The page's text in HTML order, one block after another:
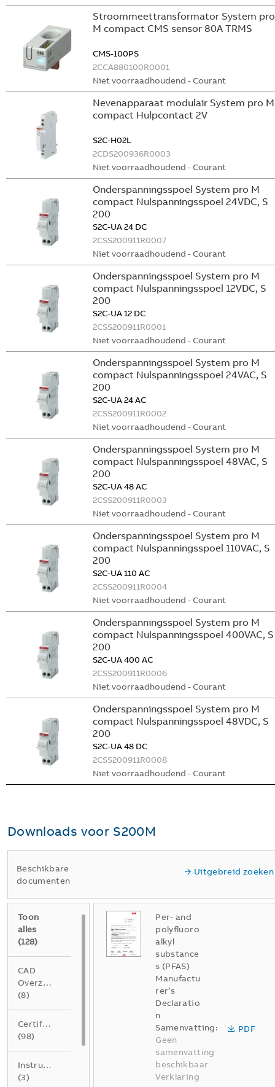
Stroommeettransformator System pro
M compact CMS sensor 80A TRMS
CMS-100PS
2CCA880100R0001
Niet voorraadhoudend - Courant
Nevenapparaat modulair System pro M
compact Hulpcontact 2V
S2C-H02L
2CDS200936R0003
Niet voorraadhoudend - Courant
Onderspanningsspoel System pro M
compact Nulspanningsspoel 24VDC, S
200
S2C-UA 24 DC
2CSS200911R0007
Niet voorraadhoudend - Courant
Onderspanningsspoel System pro M
compact Nulspanningsspoel 12VDC, S
200
S2C-UA 12 DC
2CSS200911R0001
Niet voorraadhoudend - Courant
Onderspanningsspoel System pro M
compact Nulspanningsspoel 24VAC, S
200
S2C-UA 24 AC
2CSS200911R0002
Niet voorraadhoudend - Courant
Onderspanningsspoel System pro M
compact Nulspanningsspoel 48VAC, S
200
S2C-UA 48 AC
2CSS200911R0003
Niet voorraadhoudend - Courant
Onderspanningsspoel System pro M
compact Nulspanningsspoel 110VAC, S
200
S2C-UA 110 AC
2CSS200911R0004
Niet voorraadhoudend - Courant
Onderspanningsspoel System pro M
compact Nulspanningsspoel 400VAC, S
200
S2C-UA 400 AC
2CSS200911R0006
Niet voorraadhoudend - Courant
Onderspanningsspoel System pro M
compact Nulspanningsspoel 48VDC, S
200
S2C-UA 48 DC
2CSS200911R0008
Niet voorraadhoudend - Courant
Downloads voor S200M
Beschikbare
documenten
Uitgebreid zoeken
Toon
alles
(128)
CAD
Overzichtstekening
(8)
Certificaat
(98)
Instructie
(3)
Per- and
polyfluoro
alkyl
substance
s (PFAS)
Manufactu
rer’s
Declaratio
n
Samenvatting:
Geen
samenvatting
beschikbaar
Verklaring
PDF